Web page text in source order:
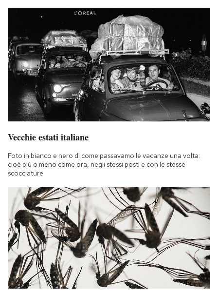
Vecchie estati italiane
Foto in bianco e nero di come passavamo le vacanze una volta:
cioè più o meno come ora, negli stessi posti e con le stesse
scocciature